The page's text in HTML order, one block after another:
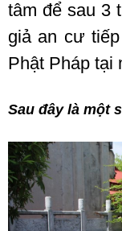
tâm để sau 3
giả an cư
Phật Pháp tại
Sau đây là một